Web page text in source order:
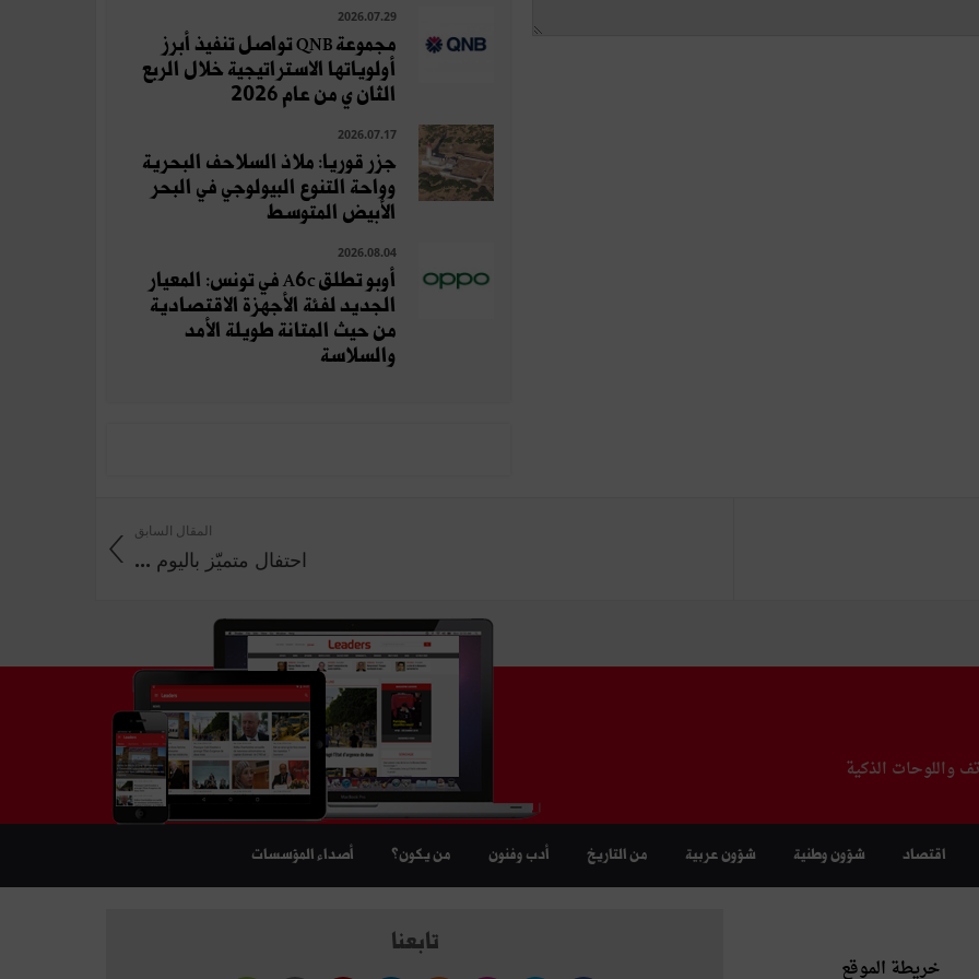
2026.07.29
مجموعة QNB تواصل تنفيذ أبرز
أولوياتها الاستراتيجية خلال الربع
الثان ي من عام 2026
2026.07.17
جزر قوريا: ملاذ السلاحف البحرية
وواحة التنوع البيولوجي في البحر
الأبيض المتوسط
2026.08.04
أوبو تطلق A6c في تونس: المعيار
الجديد لفئة الأجهزة الاقتصادية
من حيث المتانة طويلة الأمد
والسلاسة
المقال السابق
احتفال متميّز باليوم ...
واللوحات الذكية
اقتصاد شؤون وطنية شؤون عربية من التاريخ أدب وفنون من يكون؟ أصداء المؤسسات
خريطة الموقع
تابعنا